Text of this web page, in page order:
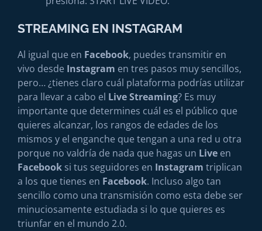
STREAMING EN INSTAGRAM
Al igual que en Facebook, puedes transmitir en
vivo desde Instagram en tres pasos muy sencillos,
pero… ¿tienes claro cuál plataforma podrías utilizar
para llevar a cabo el Live Streaming? Es muy
importante que determines cuál es el público que
quieres alcanzar, los rangos de edades de los
mismos y el enganche que tengan a una red u otra
porque no valdría de nada que hagas un Live en
Facebook si tus seguidores en Instagram triplican
a los que tienes en Facebook. Incluso algo tan
sencillo como una transmisión como esta debe ser
minuciosamente estudiada si lo que quieres es
triunfar en el mundo 2.0.